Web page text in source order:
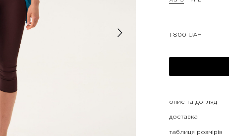
1 800 UAH
опис та догляд
доставка
таблиця розмірів